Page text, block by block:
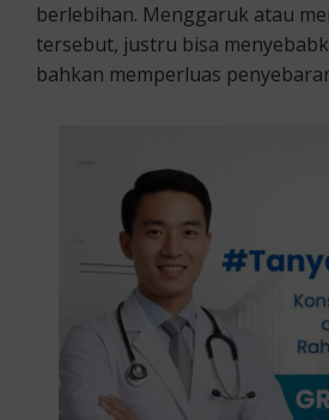
berlebihan. Menggaruk atau
tersebut, justru bisa
bahkan memperluas